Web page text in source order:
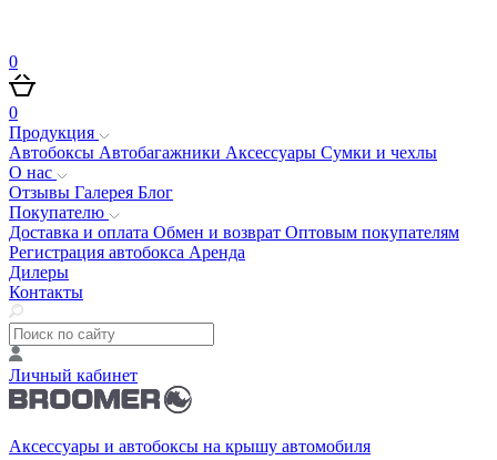
0
0
Продукция
Автобоксы Автобагажники Аксессуары Сумки и чехлы
О нас
Отзывы Галерея Блог
Покупателю
Доставка и оплата Обмен и возврат Оптовым покупателям
Регистрация автобокса Аренда
Дилеры
Контакты
Личный кабинет
Аксессуары и автобоксы на крышу автомобиля